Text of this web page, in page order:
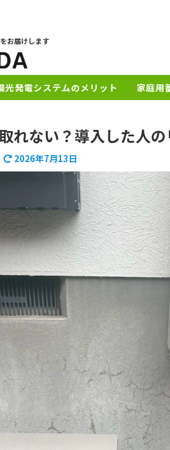
お届けします
光発電システムのメリット 家庭用
れない？導入した人
2026年7月13日